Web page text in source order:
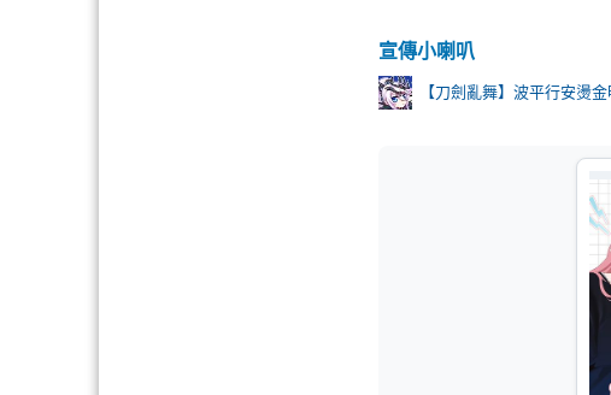
宣傳小喇叭
【刀劍亂舞】波平行安燙金